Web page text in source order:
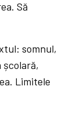
Să
somnul,
școlară,
Limitele